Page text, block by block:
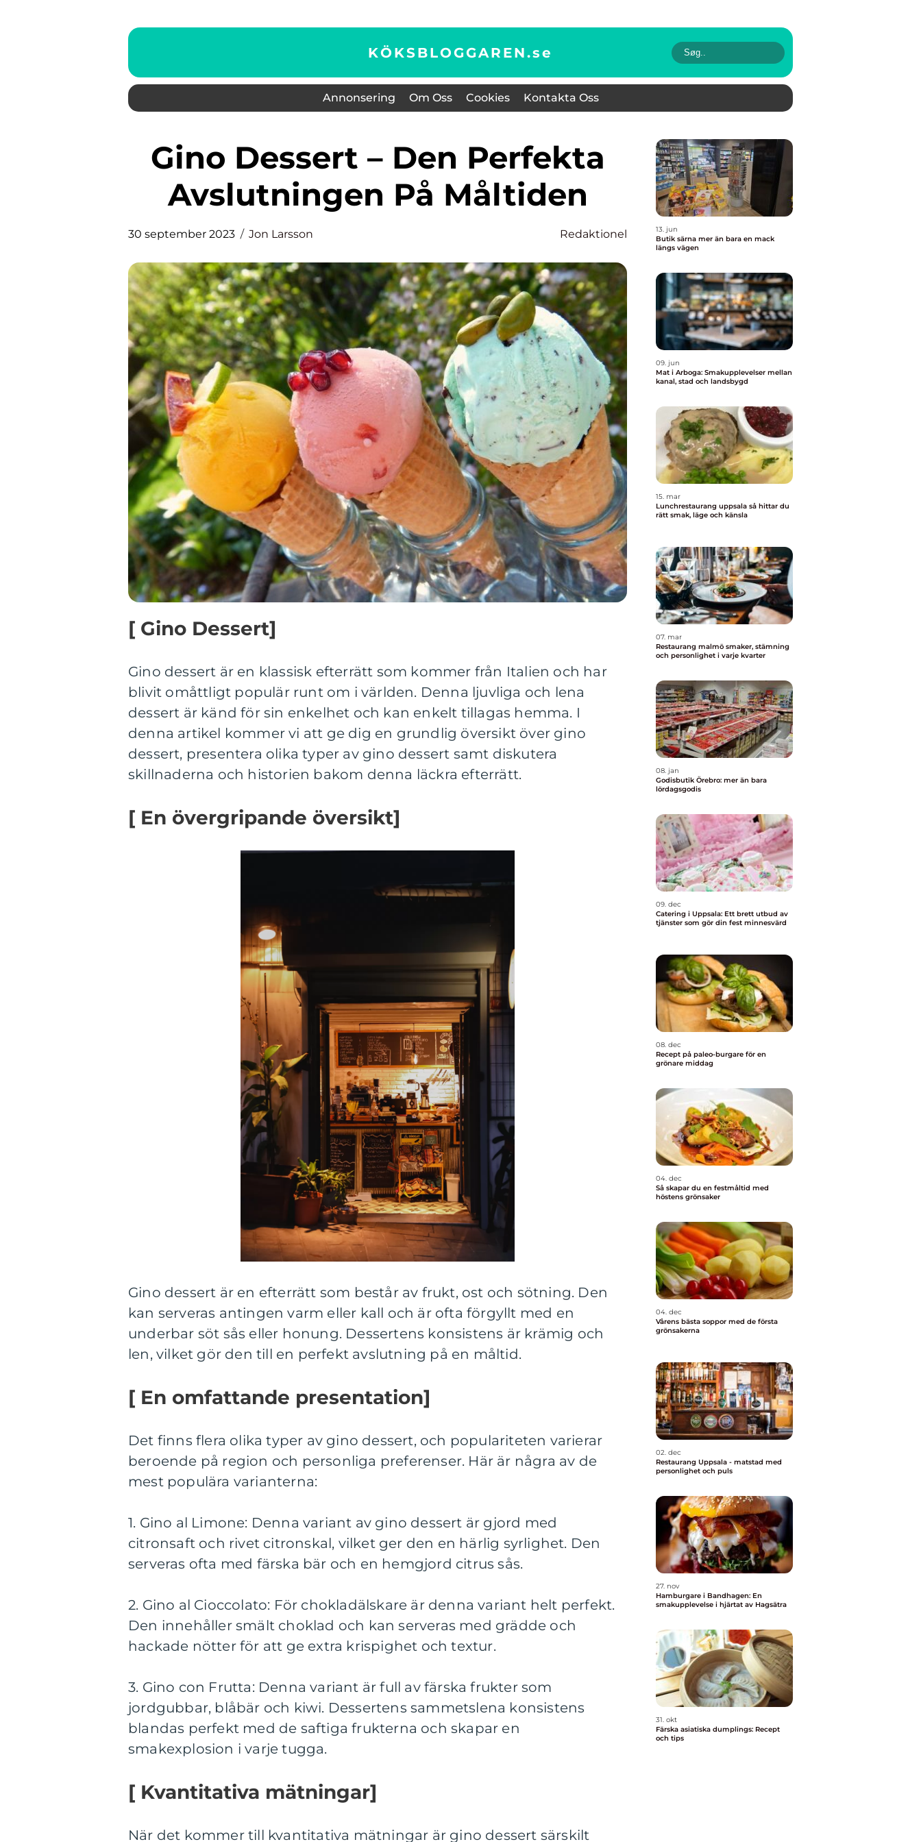
KÖKSBLOGGAREN.se
Annonsering Om Oss Cookies Kontakta Oss
Gino Dessert – Den Perfekta
Avslutningen På Måltiden
30 september 2023 Jon Larsson Redaktionel
[ Gino Dessert]
Gino dessert är en klassisk efterrätt som kommer från Italien och har
blivit omåttligt populär runt om i världen. Denna ljuvliga och lena
dessert är känd för sin enkelhet och kan enkelt tillagas hemma. I
denna artikel kommer vi att ge dig en grundlig översikt över gino
dessert, presentera olika typer av gino dessert samt diskutera
skillnaderna och historien bakom denna läckra efterrätt.
[ En övergripande översikt]
Gino dessert är en efterrätt som består av frukt, ost och sötning. Den
kan serveras antingen varm eller kall och är ofta förgyllt med en
underbar söt sås eller honung. Dessertens konsistens är krämig och
len, vilket gör den till en perfekt avslutning på en måltid.
[ En omfattande presentation]
Det finns flera olika typer av gino dessert, och populariteten varierar
beroende på region och personliga preferenser. Här är några av de
mest populära varianterna:
1. Gino al Limone: Denna variant av gino dessert är gjord med
citronsaft och rivet citronskal, vilket ger den en härlig syrlighet. Den
serveras ofta med färska bär och en hemgjord citrus sås.
2. Gino al Cioccolato: För chokladälskare är denna variant helt perfekt.
Den innehåller smält choklad och kan serveras med grädde och
hackade nötter för att ge extra krispighet och textur.
3. Gino con Frutta: Denna variant är full av färska frukter som
jordgubbar, blåbär och kiwi. Dessertens sammetslena konsistens
blandas perfekt med de saftiga frukterna och skapar en
smakexplosion i varje tugga.
[ Kvantitativa mätningar]
När det kommer till kvantitativa mätningar är gino dessert särskilt
13. jun
Butik särna mer än bara en mack
längs vägen
09. jun
Mat i Arboga: Smakupplevelser mellan
kanal, stad och landsbygd
15. mar
Lunchrestaurang uppsala så hittar du
rätt smak, läge och känsla
07. mar
Restaurang malmö smaker, stämning
och personlighet i varje kvarter
08. jan
Godisbutik Örebro: mer än bara
lördagsgodis
09. dec
Catering i Uppsala: Ett brett utbud av
tjänster som gör din fest minnesvärd
08. dec
Recept på paleo-burgare för en
grönare middag
04. dec
Så skapar du en festmåltid med
höstens grönsaker
04. dec
Vårens bästa soppor med de första
grönsakerna
02. dec
Restaurang Uppsala - matstad med
personlighet och puls
27. nov
Hamburgare i Bandhagen: En
smakupplevelse i hjärtat av Hagsätra
31. okt
Färska asiatiska dumplings: Recept
och tips